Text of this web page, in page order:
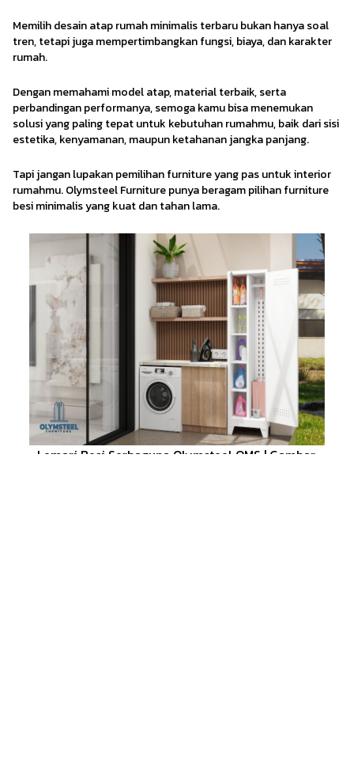
Memilih desain atap rumah minimalis terbaru bukan hanya soal
tren, tetapi juga mempertimbangkan fungsi, biaya, dan karakter
rumah.
Dengan memahami model atap, material terbaik, serta
perbandingan performanya, semoga kamu bisa menemukan
solusi yang paling tepat untuk kebutuhan rumahmu, baik dari sisi
estetika, kenyamanan, maupun ketahanan jangka panjang.
Tapi jangan lupakan pemilihan furniture yang pas untuk interior
rumahmu. Olymsteel Furniture punya beragam pilihan furniture
besi minimalis yang kuat dan tahan lama.
Lemari Besi Serbaguna Olymsteel OMS | Gambar: